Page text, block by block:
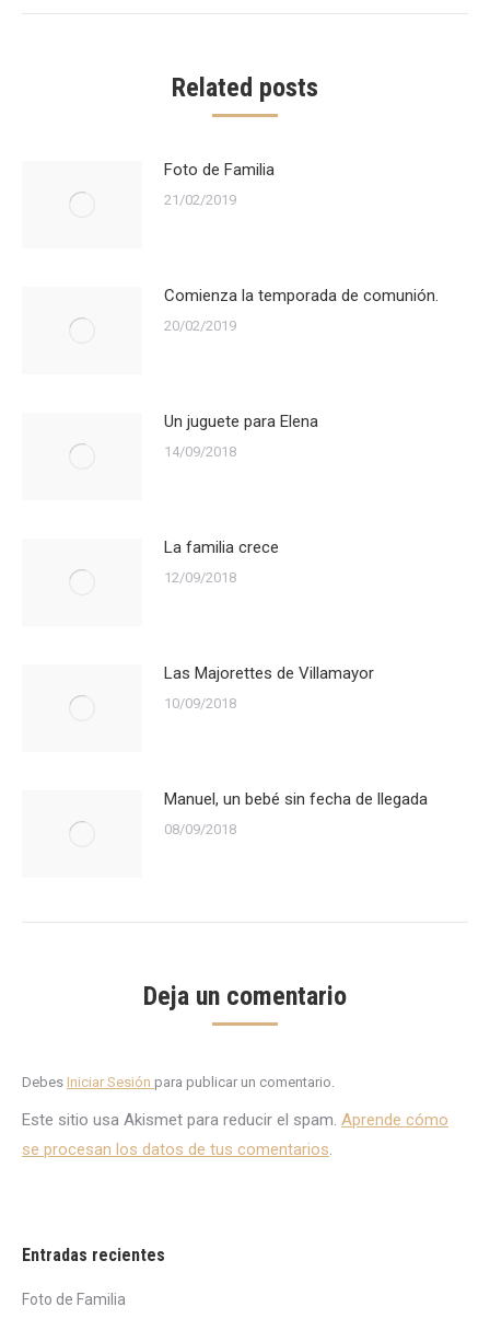
Related posts
Foto de Familia
21/02/2019
Comienza la temporada de comunión.
20/02/2019
Un juguete para Elena
14/09/2018
La familia crece
12/09/2018
Las Majorettes de Villamayor
10/09/2018
Manuel, un bebé sin fecha de llegada
08/09/2018
Deja un comentario
Debes Iniciar Sesión para publicar un comentario.
Este sitio usa Akismet para reducir el spam. Aprende cómo
se procesan los datos de tus comentarios.
Entradas recientes
Foto de Familia